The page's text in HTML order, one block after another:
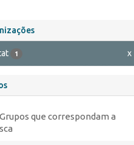
1 x
que correspondam a